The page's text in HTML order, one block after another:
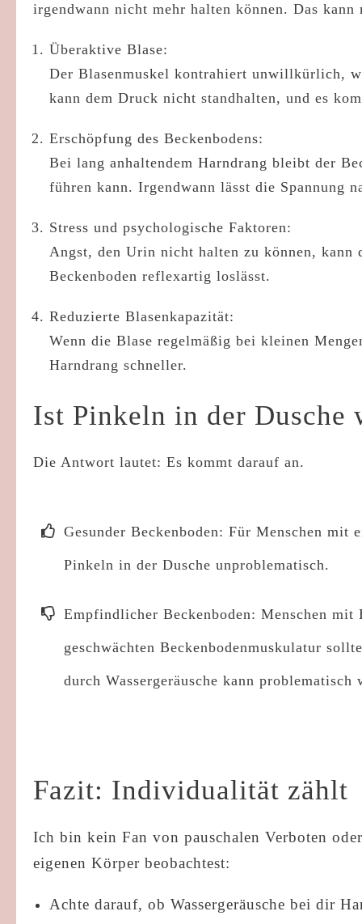
irgendwann nicht mehr halten können. Das kann
Überaktive Blase:
Der Blasenmuskel kontrahiert unwillkürlich,
kann dem Druck nicht standhalten, und es
Erschöpfung des Beckenbodens:
Bei lang anhaltendem Harndrang bleibt der
führen kann. Irgendwann lässt die Spannung
Stress und psychologische Faktoren:
Angst, den Urin nicht halten zu können,
Beckenboden reflexartig loslässt.
Reduzierte Blasenkapazität:
Wenn die Blase regelmäßig bei kleinen
Harndrang schneller.
Ist Pinkeln in der Dusche
Die Antwort lautet: Es kommt darauf an.
Gesunder Beckenboden: Für Menschen mit
Pinkeln in der Dusche unproblematisch.
Empfindlicher Beckenboden: Menschen
geschwächten Beckenbodenmuskulatur
durch Wassergeräusche kann
Fazit: Individualität zählt
Ich bin kein Fan von pauschalen Verboten
eigenen Körper beobachtest:
Achte darauf, ob Wassergeräusche bei dir